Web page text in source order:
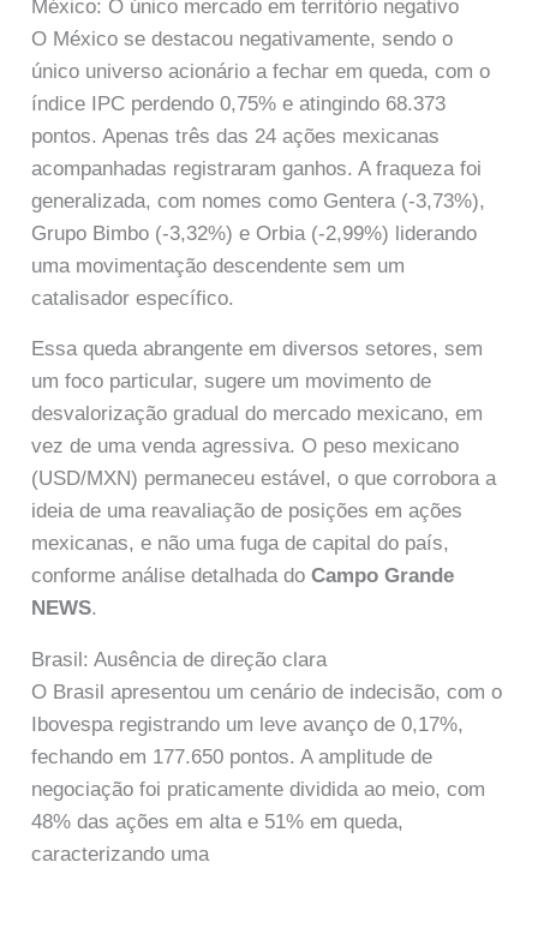
México: O único mercado em território negativo
O México se destacou negativamente, sendo o
único universo acionário a fechar em queda, com o
índice IPC perdendo 0,75% e atingindo 68.373
pontos. Apenas três das 24 ações mexicanas
acompanhadas registraram ganhos. A fraqueza foi
generalizada, com nomes como Gentera (-3,73%),
Grupo Bimbo (-3,32%) e Orbia (-2,99%) liderando
uma movimentação descendente sem um
catalisador específico.
Essa queda abrangente em diversos setores, sem
um foco particular, sugere um movimento de
desvalorização gradual do mercado mexicano, em
vez de uma venda agressiva. O peso mexicano
(USD/MXN) permaneceu estável, o que corrobora a
ideia de uma reavaliação de posições em ações
mexicanas, e não uma fuga de capital do país,
conforme análise detalhada doCampo Grande
NEWS.
Brasil: Ausência de direção clara
O Brasil apresentou um cenário de indecisão, com o
Ibovespa registrando um leve avanço de 0,17%,
fechando em 177.650 pontos. A amplitude de
negociação foi praticamente dividida ao meio, com
48% das ações em alta e 51% em queda,
caracterizando uma